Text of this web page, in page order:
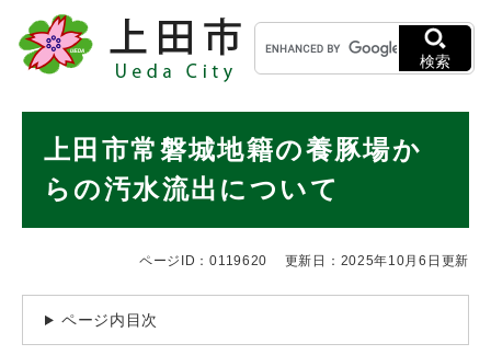
メニューを飛ばして本文へ
キ
ー
ワ
検
検索
上田市常磐城地籍の養豚場か
らの汚水流出について
ページID：0119620 更新日：2025年10月6日更新
ページ内目次